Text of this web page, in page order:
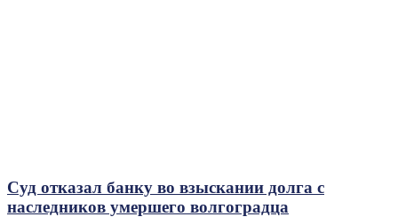
Суд отказал банку во взыскании долга с
наследников умершего волгоградца